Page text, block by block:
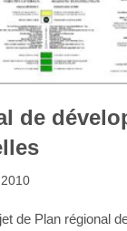
de
de Plan régional